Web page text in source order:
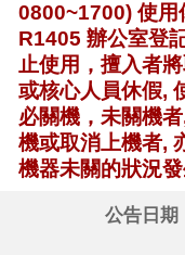
0800~1700) 使用
R1405 辦公室登
止使用，擅入者
或核心人員休假,
必關機，未關機
機或取消上機者,
機器未關的狀況
公告日期